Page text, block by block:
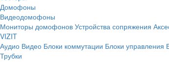
Домофоны
Видеодомофоны
Мониторы домофонов Устройства сопряжения
VIZIT
Аудио Видео Блоки коммутации Блоки управления
Трубки